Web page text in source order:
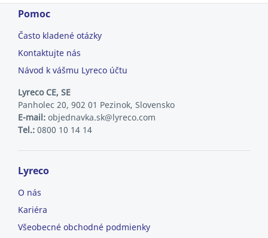
Pomoc
Často kladené otázky
Kontaktujte nás
Návod k vášmu Lyreco účtu
Lyreco CE, SE
Panholec 20, 902 01 Pezinok, Slovensko
E-mail: objednavka.sk@lyreco.com
Tel.: 0800 10 14 14
Lyreco
O nás
Kariéra
Všeobecné obchodné podmienky